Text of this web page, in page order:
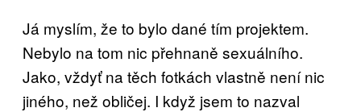
Já myslím, že to bylo dané tím projektem.
Nebylo na tom nic přehnaně sexuálního.
Jako, vždyť na těch fotkách vlastně není nic
jiného, než obličej. I když jsem to nazval